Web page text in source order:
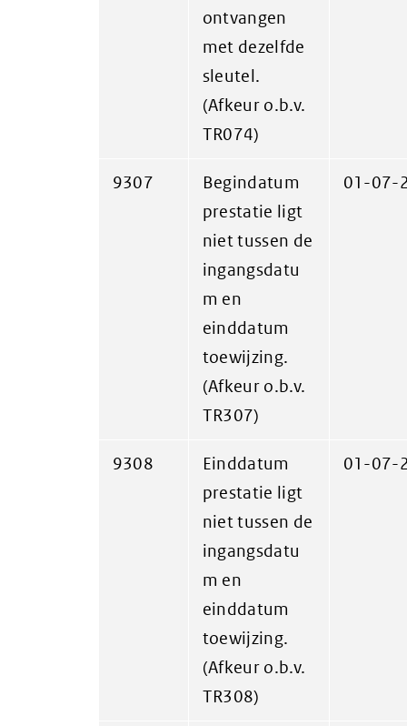
ontvangen
met dezelfde
sleutel.
(Afkeur o.b.v.
TR074)
9307
Begindatum
prestatie ligt
niet tussen de
ingangsdatu
m en
einddatum
toewijzing.
(Afkeur o.b.v.
TR307)
01-07-
9308
Einddatum
prestatie ligt
niet tussen de
ingangsdatu
m en
einddatum
toewijzing.
(Afkeur o.b.v.
TR308)
01-07-